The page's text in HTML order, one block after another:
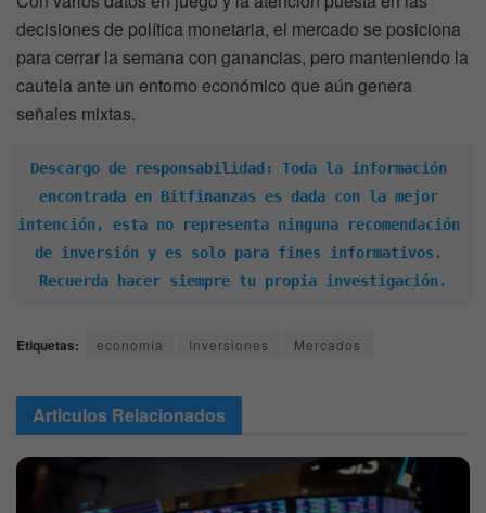
decisiones de política monetaria, el mercado se posiciona
para cerrar la semana con ganancias, pero manteniendo la
cautela ante un entorno económico que aún genera
señales mixtas.
Descargo de responsabilidad: Toda la información
encontrada en Bitfinanzas es dada con la mejor
intención, esta no representa ninguna recomendación
de inversión y es solo para fines informativos.
Recuerda hacer siempre tu propia investigación.
Etiquetas: economía Inversiones Mercados
Articulos Relacionados